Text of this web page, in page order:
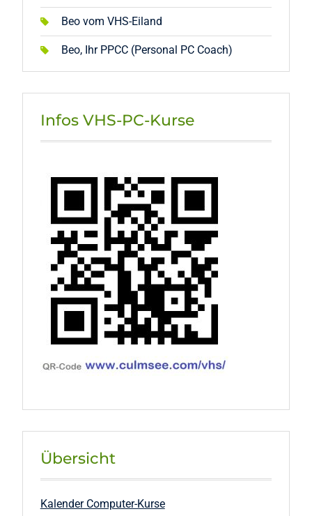
Beo vom VHS-Eiland
Beo, Ihr PPCC (Personal PC Coach)
Infos VHS-PC-Kurse
Übersicht
Kalender Computer-Kurse